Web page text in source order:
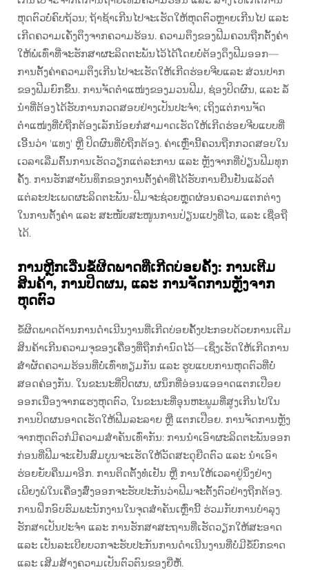
ຫຸດຕົວບໍ່ຄົບຖ້ວນ; ຖ້າຊ້າເກີນໄປຈະເຮັດໃຫ້ຫຸດຕົວຫຼາຍເກີນໄປ ແລະ
ເກີດຄວາມເຄັ່ງຕຶງຈາກຄວາມຮ້ອນ. ຄວາມຕຶງຂອງຟີມຄວນຖືກຕັ້ງຄ່າ
ໃຫ້ພໍເທົ່າທີ່ຈະຮັກສາຜະລິດຕະພັນໄວ້ໄດ້ໂດຍບໍ່ຕ້ອງດຶງຟີມອອກ—
ການຕັ້ງຄ່າຄວາມຕຶງເກີນໄປຈະເຮັດໃຫ້ເກີດຮ່ອຍຈີບແລະ ສ່ວນປາກ
ຂອງຟີມຍົກຂຶ້ນ. ການຈັດຕຳແໜ່ງຂອງມວນຟີມ, ຊ່ອງປິດຜົນ, ແລະ ລໍ້
ນຳທີ່ຕ້ອງໄດ້ຮັບການກວດສອບຢ່າງເປັນປະຈຳ; ເຖິງແຕ່ການຈັດ
ຕຳແໜ່ງທີ່ບໍ່ຖືກຕ້ອງເລັກນ້ອຍກໍສາມາດເຮັດໃຫ້ເກີດຮ່ອຍຈີບແບບທີ່
ເອີ້ນວ່າ 'ແທງ' ຫຼື ປິດຜົນທີ່ບໍ່ຖືກຕ້ອງ. ຄ່າເຫຼົ່ານີ້ຄວນຖືກກວດສອບໃນ
ເວລາເລີ່ມຕົ້ນການເຮັດວຽກແຕ່ລະການ ແລະ ຫຼັງຈາກທີ່ປ່ຽນຟີມທຸກ
ຄັ້ງ. ການຮັກສາບັນທຶກຂອງການຕັ້ງຄ່າທີ່ໄດ້ຮັບການຢືນຢັນແລ້ວຕໍ່
ແຕ່ລະປະເພດຜະລິດຕະພັນ-ຟີມຈະຊ່ວຍຫຼຸດຜ່ອນຄວາມແຕກຕ່າງ
ໃນການຕັ້ງຄ່າ ແລະ ສະໜັບສະໜູນການປ່ຽນແປງທີ່ໄວ, ແລະ ເຊື່ອຖື
ໄດ້.
ການຫຼີກເວີ່ນຂໍ້ຜິດພາດທີ່ເກີດບ່ອຍຄັ້ງ: ການເຕີມ
ສິນຄ້າ, ການປິດຜນ, ແລະ ການຈັດການຫຼັງຈາກ
ຫຸດຕົວ
ຂໍ້ຜິດພາດດ້ານການດຳເນີນງານທີ່ເກີດບ່ອຍຄັ້ງປະກອບດ້ວຍການເຕີມ
ສິນຄ້າເກີນຄວາມຈຸຂອງເຄື່ອງທີ່ຖືກກຳນົດໄວ້—ເຊິ່ງເຮັດໃຫ້ເກີດການ
ສຳຜັດຄວາມຮ້ອນທີ່ບໍ່ເທົ່າທຽມກັນ ແລະ ຮູບແບບການຫຸດຕົວທີ່ບໍ່
ສອດຄ່ອງກັນ. ໃນຂະນະທີ່ປິດຜນ, ຜນຶກທີ່ອ່ອນແອອາດແຕກເປືອຍ
ອອກເນື່ອງຈາກແຮງຫຸດຕົວ, ໃນຂະນະທີ່ອຸນຫະພູມທີ່ສູງເກີນໄປໃນ
ການປິດຜນອາດເຮັດໃຫ້ຟີມລະລາຍ ຫຼື ແຕກເປືອຍ. ການຈັດການຫຼັງ
ຈາກຫຸດຕົວກໍມີຄວາມສຳຄັນເທົ່າກັນ: ການນຳເອົາຜະລິດຕະພັນອອກ
ກ່ອນທີ່ຟີມຈະເຢັນສົມບູນຈະເຮັດໃຫ້ວັດສະດຸຍືດຕົວ ແລະ ນຳເອົາ
ຮ່ອຍຍັບຄືນມາອີກ. ການຕິດຕັ້ງທໍ່ເຢັນ ຫຼື ການໃຫ້ເວລາຢູ່ນິ່ງຢ່າງ
ເພີຍງພໍໃນເຄື່ອງສົ່ງອອກຈະຮັບປະກັນວ່າຟີມຈະຕັ້ງຕົວຢ່າງຖືກຕ້ອງ.
ການຝຶກອົບຮົມພະນັກງານໃນຈຸດສຳຄັນເຫຼົ່ານີ້ ຮ່ວມກັບການບຳລຸງ
ຮັກສາເປັນປະຈຳ ແລະ ການຮັກສາສະຖານທີ່ເຮັດວຽກໃຫ້ສະອາດ
ແລະ ເປັນລະເບີຍບວກຈະຮັບປະກັນການດຳເນີນງານທີ່ບໍ່ມີຂໍ້ບົກຂາດ
ແລະ ເສີມສ້າງຄວາມເປັນຕົວຕົນຂອງຍີ່ຫໍ້.